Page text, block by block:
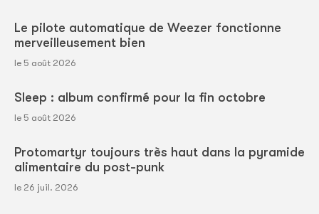
Le pilote automatique de Weezer fonctionne
merveilleusement bien
le 5 août 2026
Sleep : album confirmé pour la fin octobre
le 5 août 2026
Protomartyr toujours très haut dans la pyramide
alimentaire du post-punk
le 26 juil. 2026